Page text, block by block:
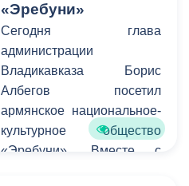
пенсионного фонда,
соответствующих
структурных
подразделений
администрации.
«Эребуни»
Сегодня глава
администрации
Владикавказа Борис
Албегов посетил
армянское национальное-
культурное общество
«Эребуни». Вместе с